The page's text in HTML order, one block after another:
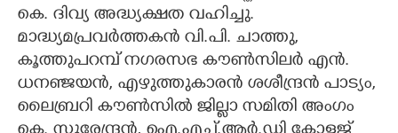
കെ. ദിവ്യ അദ്ധ്യക്ഷത വഹിച്ചു.
മാദ്ധ്യമപ്രവർത്തകൻ വി.പി. ചാത്തു,
കൂത്തുപറമ്പ് നഗരസഭ കൗൺസിലർ എൻ.
ധനഞ്ജയൻ, എഴുത്തുകാരൻ ശശീന്ദ്രൻ പാട്യം,
ലൈബ്രറി കൗൺസിൽ ജില്ലാ സമിതി അംഗം